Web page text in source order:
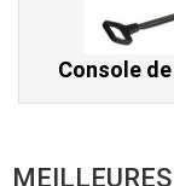
Console
3 E46